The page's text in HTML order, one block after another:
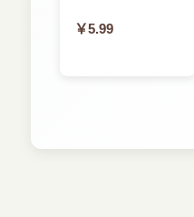
第14章 电力信息系统
￥5.99